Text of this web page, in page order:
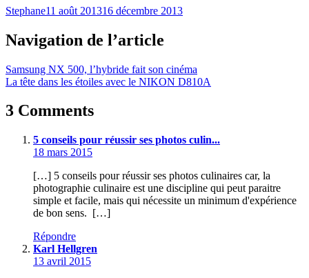
Stephane11 août 201316 décembre 2013
Navigation de l’article
Samsung NX 500, l’hybride fait son cinéma
La tête dans les étoiles avec le NIKON D810A
3 Comments
5 conseils pour réussir ses photos culin...
18 mars 2015
[…] 5 conseils pour réussir ses photos culinaires car, la
photographie culinaire est une discipline qui peut paraitre
simple et facile, mais qui nécessite un minimum d'expérience
de bon sens. […]
Répondre
Karl Hellgren
13 avril 2015